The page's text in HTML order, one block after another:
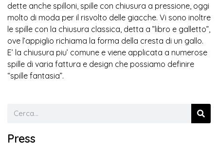
dette anche spilloni, spille con chiusura a pressione, oggi
molto di moda per il risvolto delle giacche. Vi sono inoltre
le spille con la chiusura classica, detta a ”libro e galletto”,
ove l’appiglio richiama la forma della cresta di un gallo.
E’ la chiusura piu’ comune e viene applicata a numerose
spille di varia fattura e design che possiamo definire
“spille fantasia”.
Press